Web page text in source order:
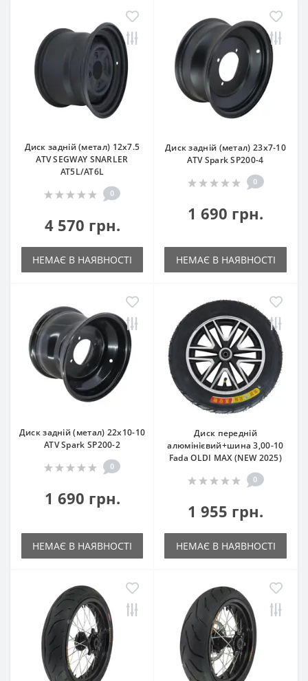
Диск задній (метал) 12x7.5
ATV SEGWAY SNARLER
AT5L/AT6L
0
4 570 грн.
НЕМАЄ В НАЯВНОСТІ
Диск задній (метал) 23x7-10
ATV Spark SP200-4
0
1 690 грн.
НЕМАЄ В НАЯВНОСТІ
Диск задній (метал) 22x10-10
ATV Spark SP200-2
0
1 690 грн.
НЕМАЄ В НАЯВНОСТІ
Диск передній
алюмінієвий+шина 3,00-10
Fada OLDI MAX (NEW 2025)
0
1 955 грн.
НЕМАЄ В НАЯВНОСТІ